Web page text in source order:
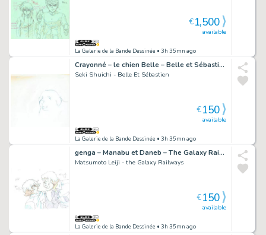
La Galerie de la Bande Dessinée • 3h 35mn ago
available
€1,500
Crayonné – le chien Belle – Belle et Sébastien – 4987
Seki Shuichi - Belle Et Sébastien
La Galerie de la Bande Dessinée • 3h 35mn ago
available
€150
genga – Manabu et Daneb – The Galaxy Railways – 916
Matsumoto Leiji - the Galaxy Railways
La Galerie de la Bande Dessinée • 3h 35mn ago
available
€150